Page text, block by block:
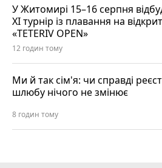
У Житомирі 15–16 серпня
XI турнір із плавання на
«TETERIV OPEN»
12 годин тому
Ми й так сім'я: чи справді
шлюбу нічого не змінює
8 годин тому